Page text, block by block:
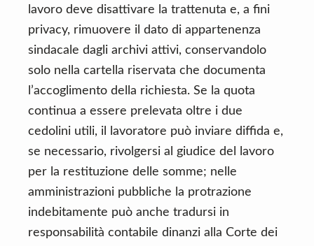
lavoro deve disattivare la trattenuta e, a fini
privacy, rimuovere il dato di appartenenza
sindacale dagli archivi attivi, conservandolo
solo nella cartella riservata che documenta
l’accoglimento della richiesta. Se la quota
continua a essere prelevata oltre i due
cedolini utili, il lavoratore può inviare diffida e,
se necessario, rivolgersi al giudice del lavoro
per la restituzione delle somme; nelle
amministrazioni pubbliche la protrazione
indebitamente può anche tradursi in
responsabilità contabile dinanzi alla Corte dei